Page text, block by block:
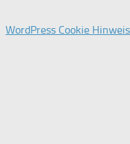
WordPress Cookie